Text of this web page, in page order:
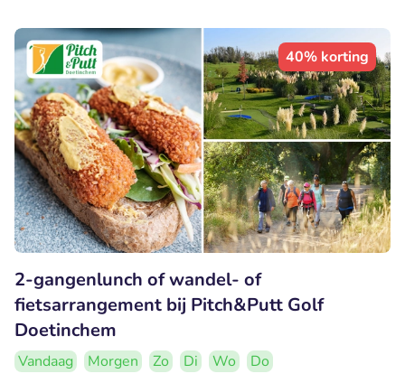
40% korting
2-gangenlunch of wandel- of
fietsarrangement bij Pitch&Putt Golf
Doetinchem
Vandaag Morgen Zo Di Wo
Do